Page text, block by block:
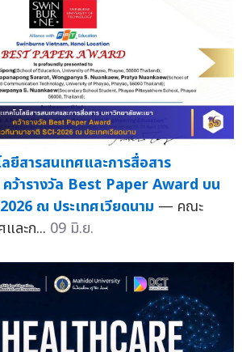
ยีสารสนเทศและการสื่อสาร
คว้ารางวัล Best Paper Award บน
ณ ประเทศเวียดนาม — คณะ
และก... 09 มิ.ย.